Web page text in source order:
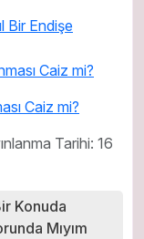
Bir Endişe
Caiz mi?
Tarihi: 16
Konuda
Mıyım